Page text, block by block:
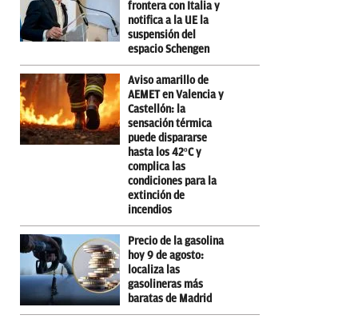
frontera con Italia y
notifica a la UE la
suspensión del
espacio Schengen
Aviso amarillo de
AEMET en Valencia y
Castellón: la
sensación térmica
puede dispararse
hasta los 42ºC y
complica las
condiciones para la
extinción de
incendios
Precio de la gasolina
hoy 9 de agosto:
localiza las
gasolineras más
baratas de Madrid